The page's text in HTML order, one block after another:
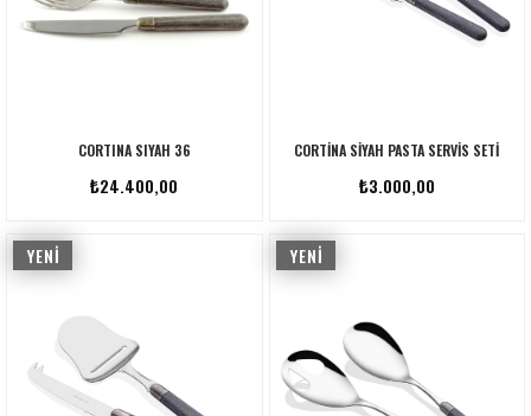
CORTINA SIYAH 36
₺24.400,00
CORTINA SIYAH PASTA SERVIS SETI
₺3.000,00
YENI
ÜRÜN
YENI
ÜRÜN